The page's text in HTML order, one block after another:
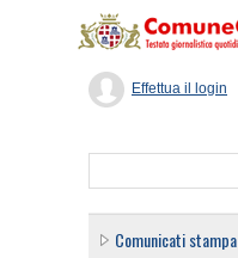
Effettua il login
Comunicati stampa